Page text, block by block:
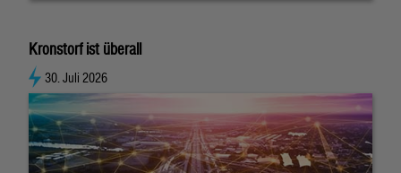
Kronstorf ist überall
30. Juli 2026